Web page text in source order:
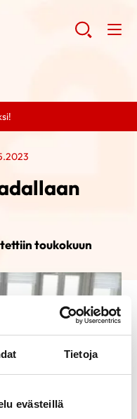
Tietoja
evästeillä
toukokuun